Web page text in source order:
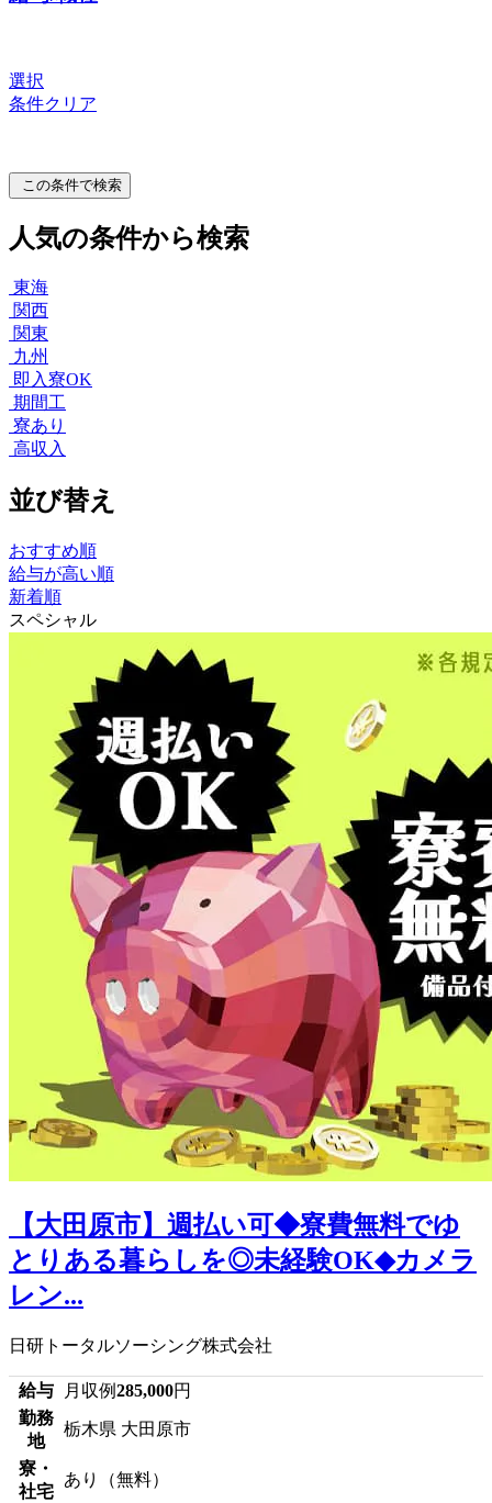
選択
条件クリア
この条件で検索
人気の条件から検索
東海
関西
関東
九州
即入寮OK
期間工
寮あり
高収入
並び替え
おすすめ順
給与が高い順
新着順
スペシャル
【大田原市】週払い可◆寮費無料でゆ
とりある暮らしを◎未経験OK◆カメラ
レン...
日研トータルソーシング株式会社
給与 月収例285,000円
勤務
地
栃木県 大田原市
寮・
社宅
あり（無料）